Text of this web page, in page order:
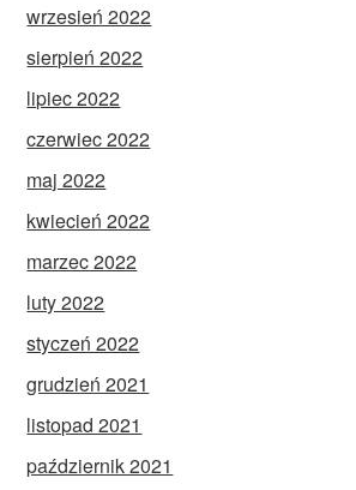
wrzesień 2022
sierpień 2022
lipiec 2022
czerwiec 2022
maj 2022
kwiecień 2022
marzec 2022
luty 2022
styczeń 2022
grudzień 2021
listopad 2021
październik 2021